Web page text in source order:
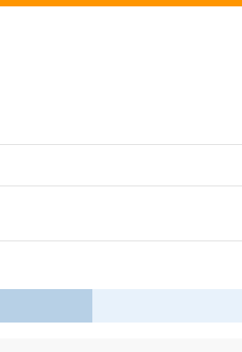
さながらも深いつながりを象徴する記念コインです。
な思い出をいつも側に感じさせてくれます。
長年鮮やかな状態で保たれます。
宝物に変えられます。
ます。